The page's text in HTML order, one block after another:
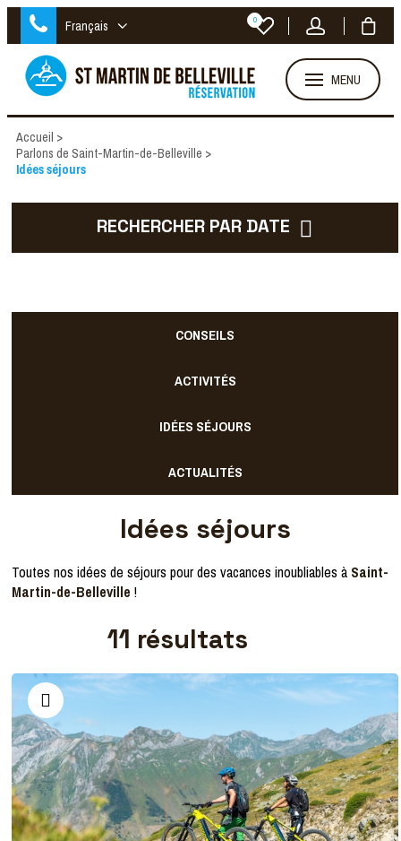
Français 0
MENU
Accueil >
Parlons de Saint-Martin-de-Belleville >
Idées séjours
RECHERCHER PAR DATE
CONSEILS
ACTIVITÉS
IDÉES SÉJOURS
ACTUALITÉS
Idées séjours
Toutes nos idées de séjours pour des vacances inoubliables à Saint-
Martin-de-Belleville !
11 résultats